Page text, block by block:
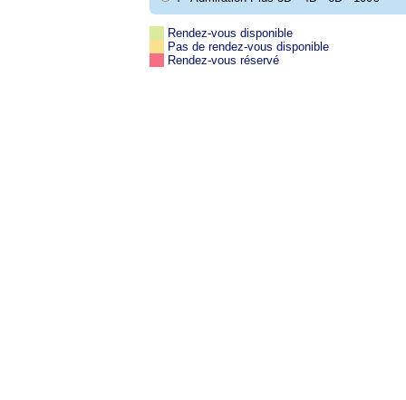
Rendez-vous disponible
Pas de rendez-vous disponible
Rendez-vous réservé